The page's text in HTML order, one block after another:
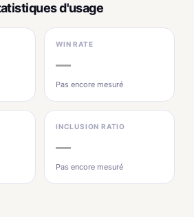
d'usage
WIN RATE
—
Pas encore mesuré
INCLUSION RATIO
—
Pas encore mesuré